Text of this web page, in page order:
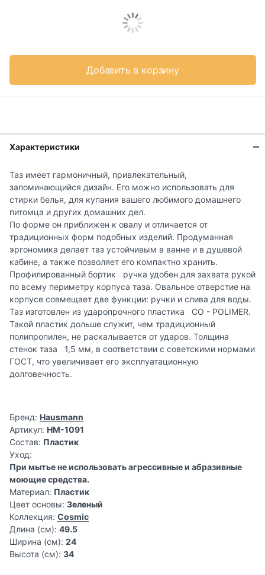
Добавить в корзину
Характеристики
Таз имеет гармоничный, привлекательный,
запоминающийся дизайн. Его можно использовать для
стирки белья, для купания вашего любимого домашнего
питомца и других домашних дел.
По форме он приближен к овалу и отличается от
традиционных форм подобных изделий. Продуманная
эргономика делает таз устойчивым в ванне и в душевой
кабине, а также позволяет его компактно хранить.
Профилированный бортик ручка удобен для захвата рукой
по всему периметру корпуса таза. Овальное отверстие на
корпусе совмещает две функции: ручки и слива для воды.
Таз изготовлен из ударопрочного пластика CO - POLIMER.
Такой пластик дольше служит, чем традиционный
полипропилен, не раскалывается от ударов. Толщина
стенок таза 1,5 мм, в соответствии с советскими нормами
ГОСТ, что увеличивает его эксплуатационную
долговечность.
Бренд: Hausmann
Артикул: HM-1091
Состав: Пластик
Уход:
При мытье не использовать агрессивные и абразивные
моющие средства.
Материал: Пластик
Цвет основы: Зеленый
Коллекция: Cosmic
Длина (см): 49.5
Ширина (см): 24
Высота (см): 34